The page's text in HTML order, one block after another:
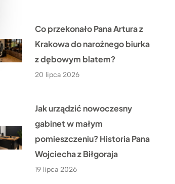
Co przekonało Pana Artura z
Krakowa do narożnego biurka
z dębowym blatem?
20 lipca 2026
Jak urządzić nowoczesny
gabinet w małym
pomieszczeniu? Historia Pana
Wojciecha z Biłgoraja
19 lipca 2026